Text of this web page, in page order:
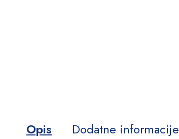
Opis Dodatne informacije